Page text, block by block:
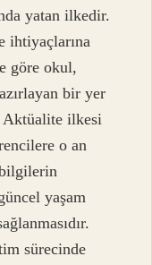
yatan ilkedir.
ihtiyaçlarına
göre okul,
bir yer
Aktüalite ilkesi
o an
yaşam
sürecinde